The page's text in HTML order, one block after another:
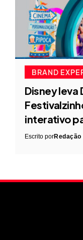
BRAND
Disney leva
interativo
Escrito porRedação